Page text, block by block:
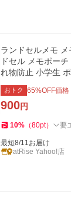
ランドセルメモ
ドセル メモポー
れ物防止 小学生
ッズ
おトク 65%OFF価格
900円
10% （80pt） 要
最短8/11お届け
atRise Yahoo!店